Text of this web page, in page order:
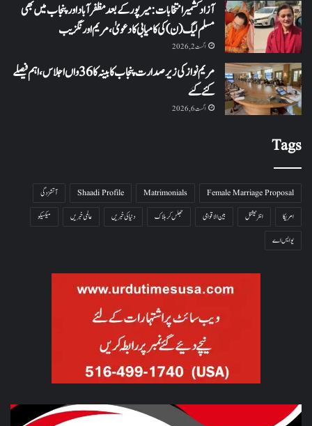
آزاد کشمیر انتخابات: میرپور کے بعد مظفرآباد اور پنجاب میں بھی
مسلم لیگ (ن) کی کامیابی کا دعویٰ، مریم اورنگزیب
اگست 2, 2026
مریم نواز کی زیر صدارت پنجاب کابینہ کا 36واں اجلاس،اہم فیصلے
کئے گئے
اگست 6, 2026
Tags
Female Marriage Proposal
Matrimonials
Shaadi Profile
آتشزدگی
امریکا
انٹرنیشنل بین الاقوامی جھلس کر ہلاک دنیا کی خبریں عالمی خبریں
میکسیکو
یو ایس اے